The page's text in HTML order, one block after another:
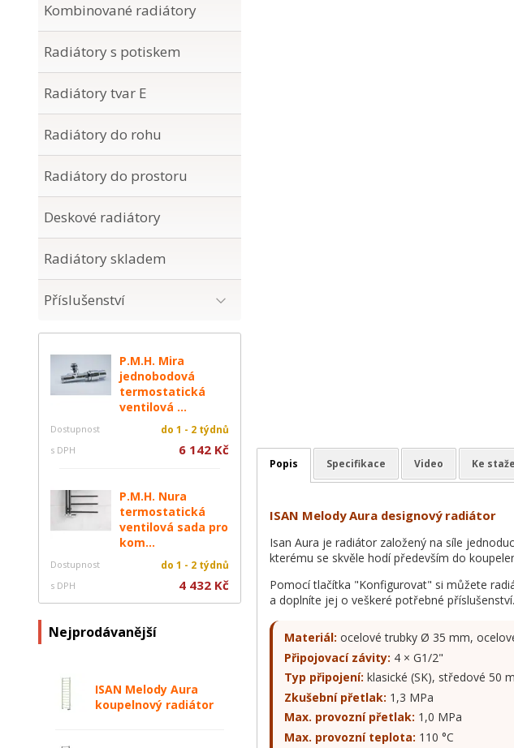
Kombinované radiátory
Radiátory s potiskem
Radiátory tvar E
Radiátory do rohu
Radiátory do prostoru
Deskové radiátory
Radiátory skladem
Příslušenství
P.M.H. Mira
jednobodová
termostatická
ventilová ...
Dostupnost do 1 - 2 týdnů
s DPH 6 142 Kč
P.M.H. Nura
termostatická
ventilová sada pro
kom...
Dostupnost do 1 - 2 týdnů
s DPH 4 432 Kč
Nejprodávanější
ISAN Melody Aura
koupelnový radiátor
Popis Specifikace Video Ke
ISAN Melody Aura designový radiátor
Isan Aura je radiátor založený na síle
kterému se skvěle hodí především do
Pomocí tlačítka "Konfigurovat" si můžete
a doplníte jej o veškeré potřebné příslušenství.
Materiál: ocelové trubky Ø 35 mm,
Připojovací závity: 4 × G1/2"
Typ připojení: klasické (SK), středové 50
Zkušební přetlak: 1,3 MPa
Max. provozní přetlak: 1,0 MPa
Max. provozní teplota: 110 °C